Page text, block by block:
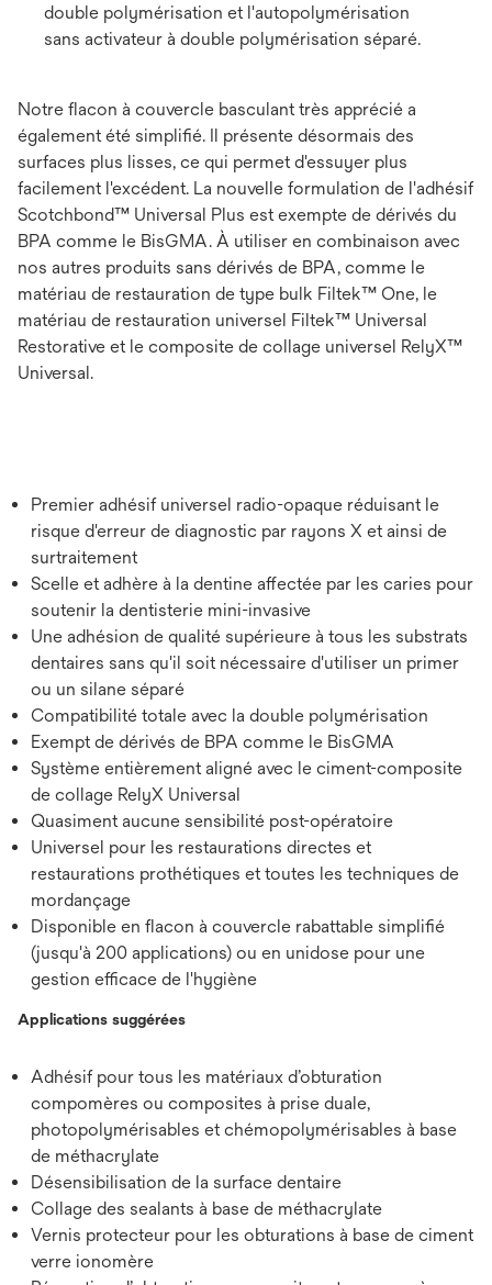
double polymérisation et l'autopolymérisation
sans activateur à double polymérisation séparé.
Notre flacon à couvercle basculant très apprécié a
également été simplifié. Il présente désormais des
surfaces plus lisses, ce qui permet d'essuyer plus
facilement l'excédent. La nouvelle formulation de l'adhésif
Scotchbond™ Universal Plus est exempte de dérivés du
BPA comme le BisGMA. À utiliser en combinaison avec
nos autres produits sans dérivés de BPA, comme le
matériau de restauration de type bulk Filtek™ One, le
matériau de restauration universel Filtek™ Universal
Restorative et le composite de collage universel RelyX™
Universal.
Premier adhésif universel radio-opaque réduisant le
risque d'erreur de diagnostic par rayons X et ainsi de
surtraitement
Scelle et adhère à la dentine affectée par les caries pour
soutenir la dentisterie mini-invasive
Une adhésion de qualité supérieure à tous les substrats
dentaires sans qu'il soit nécessaire d'utiliser un primer
ou un silane séparé
Compatibilité totale avec la double polymérisation
Exempt de dérivés de BPA comme le BisGMA
Système entièrement aligné avec le ciment-composite
de collage RelyX Universal
Quasiment aucune sensibilité post-opératoire
Universel pour les restaurations directes et
restaurations prothétiques et toutes les techniques de
mordançage
Disponible en flacon à couvercle rabattable simplifié
(jusqu'à 200 applications) ou en unidose pour une
gestion efficace de l'hygiène
Applications suggérées
Adhésif pour tous les matériaux d’obturation
compomères ou composites à prise duale,
photopolymérisables et chémopolymérisables à base
de méthacrylate
Désensibilisation de la surface dentaire
Collage des sealants à base de méthacrylate
Vernis protecteur pour les obturations à base de ciment
verre ionomère